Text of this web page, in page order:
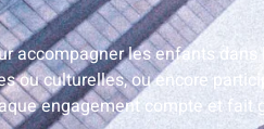
accompagner les enfants dans
ou culturelles, ou encore
engagement compte et fait